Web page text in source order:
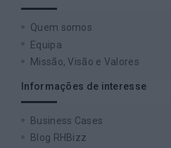
Quem somos
Equipa
Missão, Visão e Valores
Informações de interesse
Business Cases
Blog RHBizz